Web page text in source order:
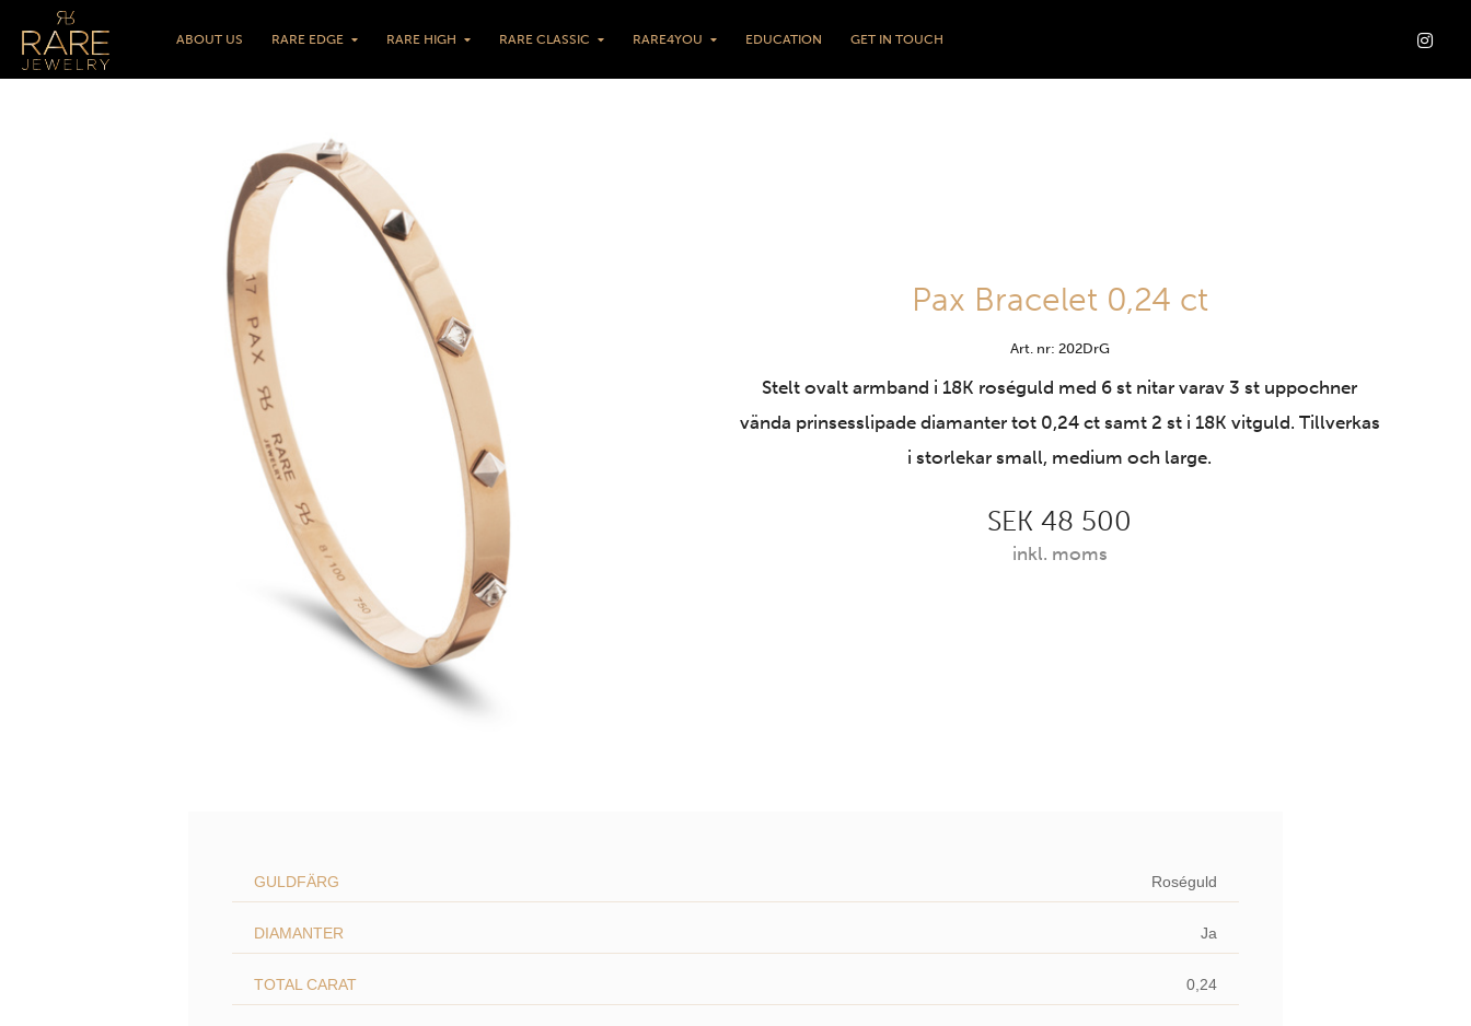
ABOUT US RARE EDGE RARE HIGH RARE CLASSIC RARE4YOU EDUCATION GET IN TOUCH
Pax Bracelet 0,24 ct
Art. nr: 202DrG
Stelt ovalt armband i 18K roséguld med 6 st nitar varav 3 st uppochner
vända prinsesslipade diamanter tot 0,24 ct samt 2 st i 18K vitguld. Tillverkas
i storlekar small, medium och large.
SEK 48 500
inkl. moms
GULDFÄRG Roséguld
DIAMANTER Ja
TOTAL CARAT 0,24